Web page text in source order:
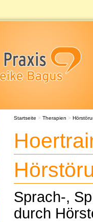
Startseite > Therapien >
Sprach-,
durch